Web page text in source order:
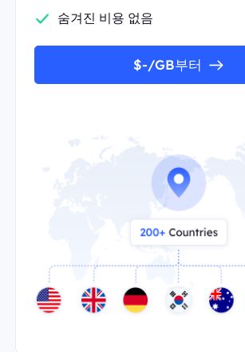
숨겨진 비용 없음
$-/GB부터